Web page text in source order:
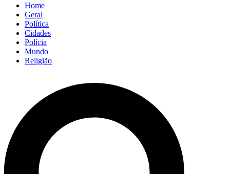
Home
Geral
Política
Cidades
Polícia
Mundo
Religião